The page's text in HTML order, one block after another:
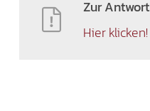
Zur Antwort
Hier klicken!